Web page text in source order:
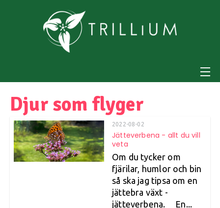
Djur som flyger
2022-08-02
Jätteverbena - allt du vill
veta
Om du tycker om
fjärilar, humlor och bin
så ska jag tipsa om en
jättebra växt -
jätteverbena. En...